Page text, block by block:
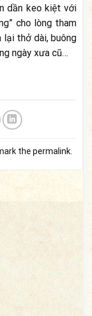
dần keo kiệt với
cho lòng tham
lại thở dài, buông
ngày xưa cũ…
the permalink